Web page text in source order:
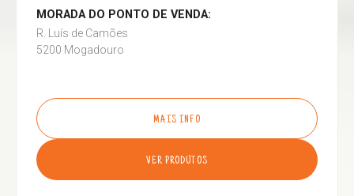
MORADA DO PONTO DE VENDA:
R. Luís de Camões
5200 Mogadouro
MAIS INFO
VER PRODUTOS